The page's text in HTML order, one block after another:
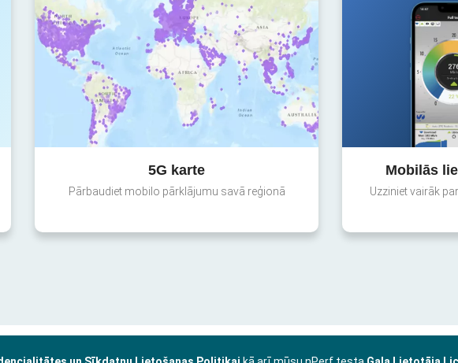
5G karte
Pārbaudiet mobilo pārklājumu savā reģionā
Mobilās
Uzziniet vairāk